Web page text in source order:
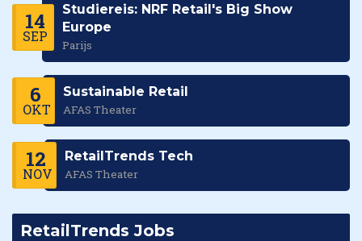
14
SEP
Studiereis: NRF Retail's Big Show
Europe
Parijs
6
OKT
Sustainable Retail
AFAS Theater
12
NOV
RetailTrends Tech
AFAS Theater
RetailTrends Jobs